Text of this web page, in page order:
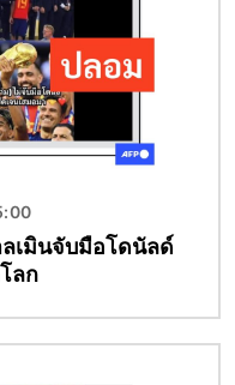
เมินจับมือโดนัลด์
ลก